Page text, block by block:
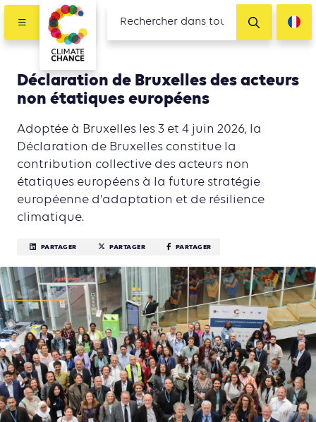
Déclaration de Bruxelles des acteurs
non étatiques européens
Adoptée à Bruxelles les 3 et 4 juin 2026, la
Déclaration de Bruxelles constitue la
contribution collective des acteurs non
étatiques européens à la future stratégie
européenne d'adaptation et de résilience
climatique.
PARTAGER PARTAGER PARTAGER